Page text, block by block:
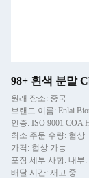
98+ 흰색 분말
원래 장소: 중국
브랜드 이름: Enlai
인증: ISO 9001 COA
최소 주문 수량: 협상
가격: 협상 가능
포장 세부 사항: 내부
배달 시간: 재고 중